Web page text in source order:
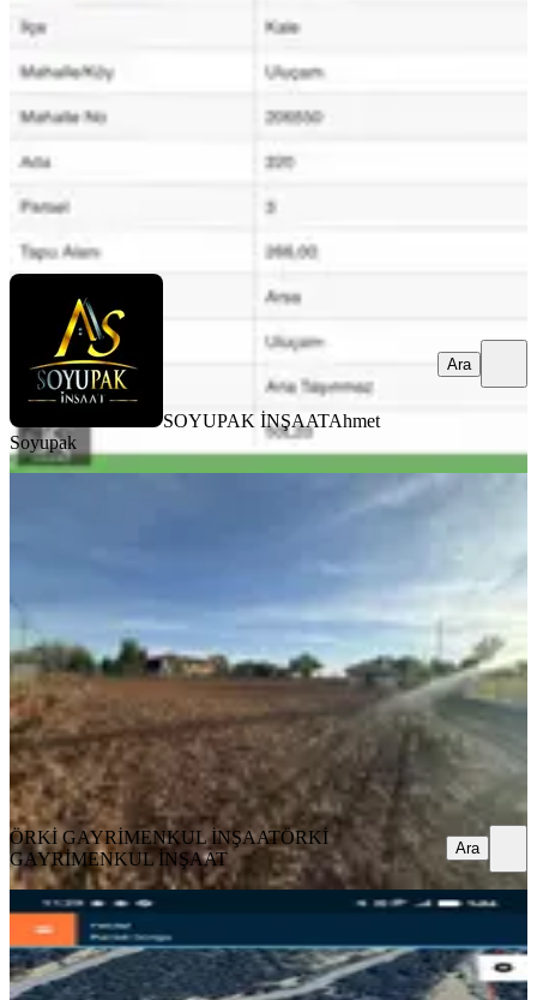
SOYUPAK İNŞAAT Ahmet Soyupak
Ara
SOYUPAK İNŞAATAhmet
Soyupak
Ara
Kale Belenköy De Denize 1 Saat
10550 m²
·12.05.2026
8.350.000 ₺
ÖRKİ GAYRİMENKUL İNŞAAT ÖRKİ GAYRİMENKUL
İNŞAAT
Ara
ÖRKİ GAYRİMENKUL İNŞAATÖRKİ
GAYRİMENKUL İNŞAAT
Ara
Kale, Gülbağlık Mahallesi